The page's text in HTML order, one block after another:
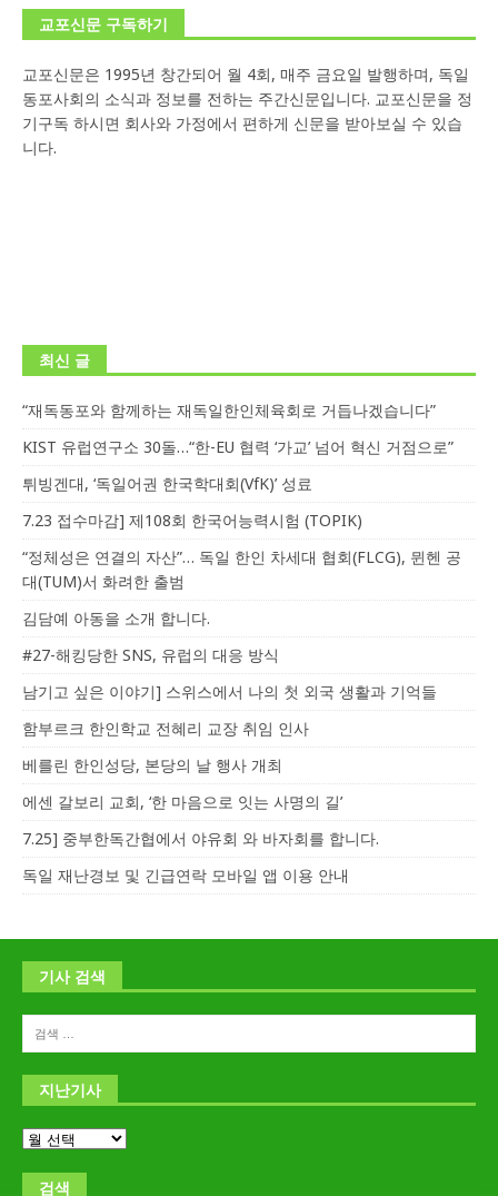
교포신문 구독하기
교포신문은 1995년 창간되어 월 4회, 매주 금요일 발행하며, 독일
동포사회의 소식과 정보를 전하는 주간신문입니다. 교포신문을 정
기구독 하시면 회사와 가정에서 편하게 신문을 받아보실 수 있습
니다.
최신 글
“재독동포와 함께하는 재독일한인체육회로 거듭나겠습니다”
KIST 유럽연구소 30돌…“한-EU 협력 ‘가교’ 넘어 혁신 거점으로”
튀빙겐대, ‘독일어권 한국학대회(VfK)’ 성료
7.23 접수마감] 제108회 한국어능력시험 (TOPIK)
“정체성은 연결의 자산”… 독일 한인 차세대 협회(FLCG), 뮌헨 공
대(TUM)서 화려한 출범
김담예 아동을 소개 합니다.
#27-해킹당한 SNS, 유럽의 대응 방식
남기고 싶은 이야기] 스위스에서 나의 첫 외국 생활과 기억들
함부르크 한인학교 전혜리 교장 취임 인사
베를린 한인성당, 본당의 날 행사 개최
에센 갈보리 교회, ‘한 마음으로 잇는 사명의 길’
7.25] 중부한독간협에서 야유회 와 바자회를 합니다.
독일 재난경보 및 긴급연락 모바일 앱 이용 안내
기사 검색
지난기사
검색